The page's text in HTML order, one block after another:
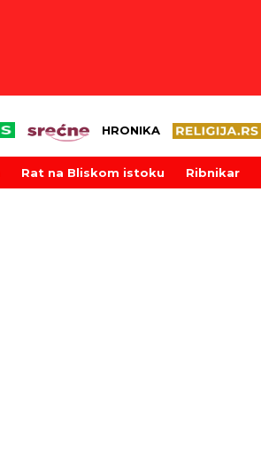
HRONIKA
Rat na Bliskom istoku Ribnikar